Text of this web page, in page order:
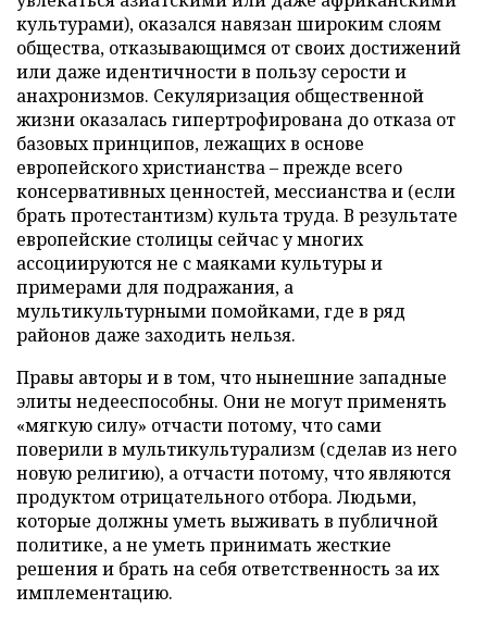
культурами), оказался навязан широким слоям
общества, отказывающимся от своих достижений
или даже идентичности в пользу серости и
анахронизмов. Секуляризация общественной
жизни оказалась гипертрофирована до отказа от
базовых принципов, лежащих в основе
европейского христианства – прежде всего
консервативных ценностей, мессианства и (если
брать протестантизм) культа труда. В результате
европейские столицы сейчас у многих
ассоциируются не с маяками культуры и
примерами для подражания, а
мультикультурными помойками, где в ряд
районов даже заходить нельзя.
Правы авторы и в том, что нынешние западные
элиты недееспособны. Они не могут применять
«мягкую силу» отчасти потому, что сами
поверили в мультикультурализм (сделав из него
новую религию), а отчасти потому, что являются
продуктом отрицательного отбора. Людьми,
которые должны уметь выживать в публичной
политике, а не уметь принимать жесткие
решения и брать на себя ответственность за их
имплементацию.